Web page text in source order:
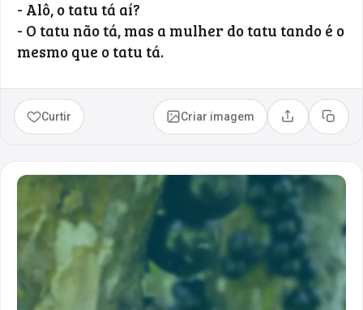
- Alô, o tatu tá aí?
- O tatu não tá, mas a mulher do tatu tando é o
mesmo que o tatu tá.
Curtir Criar imagem Compartilhar
Copiar